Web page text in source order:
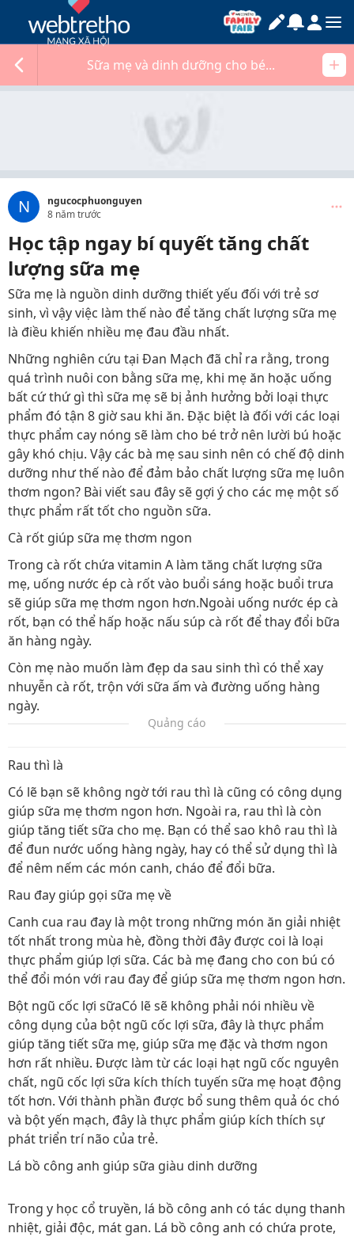
Sữa mẹ và dinh dưỡng cho bé...
N
ngucocphuonguyen
8 năm trước
Học tập ngay bí quyết tăng chất
lượng sữa mẹ
Sữa mẹ là nguồn dinh dưỡng thiết yếu đối với trẻ sơ
sinh, vì vậy việc làm thế nào để tăng chất lượng sữa mẹ
là điều khiến nhiều mẹ đau đầu nhất.
Những nghiên cứu tại Đan Mạch đã chỉ ra rằng, trong
quá trình nuôi con bằng sữa mẹ, khi mẹ ăn hoặc uống
bất cứ thứ gì thì sữa mẹ sẽ bị ảnh hưởng bởi loại thực
phẩm đó tận 8 giờ sau khi ăn. Đặc biệt là đối với các loại
thực phẩm cay nóng sẽ làm cho bé trở nên lười bú hoặc
gây khó chịu. Vậy các bà mẹ sau sinh nên có chế độ dinh
dưỡng như thế nào để đảm bảo chất lượng sữa mẹ luôn
thơm ngon? Bài viết sau đây sẽ gợi ý cho các mẹ một số
thực phẩm rất tốt cho nguồn sữa.
Cà rốt giúp sữa mẹ thơm ngon
Trong cà rốt chứa vitamin A làm tăng chất lượng sữa
mẹ, uống nước ép cà rốt vào buổi sáng hoặc buổi trưa
sẽ giúp sữa mẹ thơm ngon hơn.Ngoài uống nước ép cà
rốt, bạn có thể hấp hoặc nấu súp cà rốt để thay đổi bữa
ăn hàng ngày.
Còn mẹ nào muốn làm đẹp da sau sinh thì có thể xay
nhuyễn cà rốt, trộn với sữa ấm và đường uống hàng
ngày.
Quảng cáo
Rau thì là
Có lẽ bạn sẽ không ngờ tới rau thì là cũng có công dụng
giúp sữa mẹ thơm ngon hơn. Ngoài ra, rau thì là còn
giúp tăng tiết sữa cho mẹ. Bạn có thể sao khô rau thì là
để đun nước uống hàng ngày, hay có thể sử dụng thì là
để nêm nếm các món canh, cháo để đổi bữa.
Rau đay giúp gọi sữa mẹ về
Canh cua rau đay là một trong những món ăn giải nhiệt
tốt nhất trong mùa hè, đồng thời đây được coi là loại
thực phẩm giúp lợi sữa. Các bà mẹ đang cho con bú có
thể đổi món với rau đay để giúp sữa mẹ thơm ngon hơn.
Bột ngũ cốc lợi sữaCó lẽ sẽ không phải nói nhiều về
công dụng của bột ngũ cốc lợi sữa, đây là thực phẩm
giúp tăng tiết sữa mẹ, giúp sữa mẹ đặc và thơm ngon
hơn rất nhiều. Được làm từ các loại hạt ngũ cốc nguyên
chất, ngũ cốc lợi sữa kích thích tuyến sữa mẹ hoạt động
tốt hơn. Với thành phần được bổ sung thêm quả óc chó
và bột yến mạch, đây là thực phẩm giúp kích thích sự
phát triển trí não của trẻ.
Lá bồ công anh giúp sữa giàu dinh dưỡng
Trong y học cổ truyền, lá bồ công anh có tác dụng thanh
nhiệt, giải độc, mát gan. Lá bồ công anh có chứa prote,